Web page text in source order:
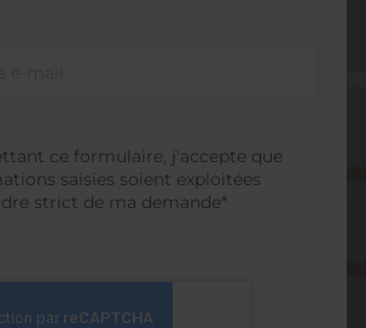
ce formulaire, j'accepte que
saisies soient exploitées
strict de ma demande*